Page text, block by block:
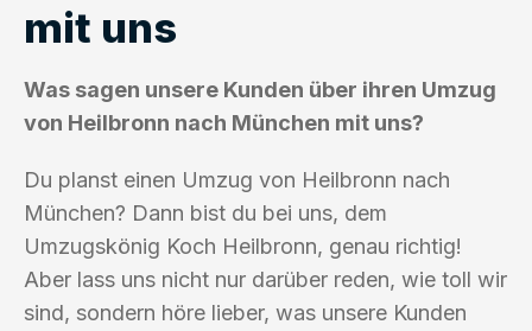
mit uns
Was sagen unsere Kunden über ihren Umzug
von Heilbronn nach München mit uns?
Du planst einen Umzug von Heilbronn nach
München? Dann bist du bei uns, dem
Umzugskönig Koch Heilbronn, genau richtig!
Aber lass uns nicht nur darüber reden, wie toll wir
sind, sondern höre lieber, was unsere Kunden